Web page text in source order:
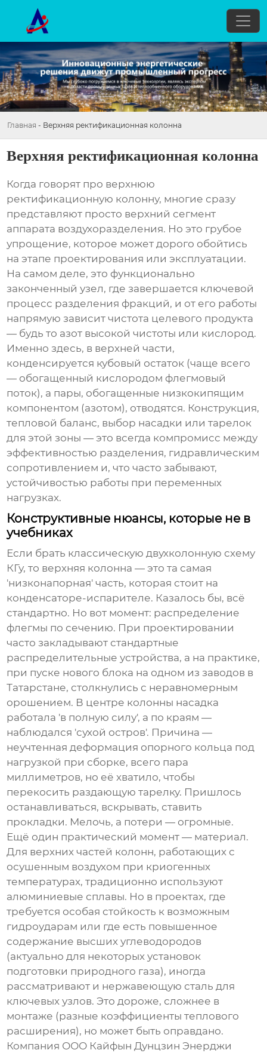
Главная - Верхняя ректификационная колонна
Верхняя ректификационная колонна
Когда говорят про верхнюю
ректификационную колонну, многие сразу
представляют просто верхний сегмент
аппарата воздухоразделения. Но это грубое
упрощение, которое может дорого обойтись
на этапе проектирования или эксплуатации.
На самом деле, это функционально
законченный узел, где завершается ключевой
процесс разделения фракций, и от его работы
напрямую зависит чистота целевого продукта
— будь то азот высокой чистоты или кислород.
Именно здесь, в верхней части,
конденсируется кубовый остаток (чаще всего
— обогащенный кислородом флегмовый
поток), а пары, обогащенные низкокипящим
компонентом (азотом), отводятся. Конструкция,
тепловой баланс, выбор насадки или тарелок
для этой зоны — это всегда компромисс между
эффективностью разделения, гидравлическим
сопротивлением и, что часто забывают,
устойчивостью работы при переменных
нагрузках.
Конструктивные нюансы, которые не в
учебниках
Если брать классическую двухколонную схему
КГу, то верхняя колонна — это та самая
'низконапорная' часть, которая стоит на
конденсаторе-испарителе. Казалось бы, всё
стандартно. Но вот момент: распределение
флегмы по сечению. При проектировании
часто закладывают стандартные
распределительные устройства, а на практике,
при пуске нового блока на одном из заводов в
Татарстане, столкнулись с неравномерным
орошением. В центре колонны насадка
работала 'в полную силу', а по краям —
наблюдался 'сухой остров'. Причина —
неучтенная деформация опорного кольца под
нагрузкой при сборке, всего пара
миллиметров, но её хватило, чтобы
перекосить раздающую тарелку. Пришлось
останавливаться, вскрывать, ставить
прокладки. Мелочь, а потери — огромные.
Ещё один практический момент — материал.
Для верхних частей колонн, работающих с
осушенным воздухом при криогенных
температурах, традиционно используют
алюминиевые сплавы. Но в проектах, где
требуется особая стойкость к возможным
гидроударам или где есть повышенное
содержание высших углеводородов
(актуально для некоторых установок
подготовки природного газа), иногда
рассматривают и нержавеющую сталь для
ключевых узлов. Это дороже, сложнее в
монтаже (разные коэффициенты теплового
расширения), но может быть оправдано.
Компания ООО Кайфын Дунцзин Энерджи